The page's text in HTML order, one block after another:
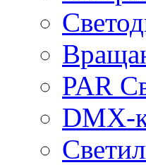
PAR
DMX-